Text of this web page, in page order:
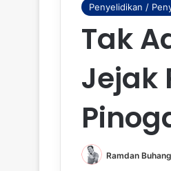
Penyelidikan /
Tak
Jejak
Ramdan Buhang